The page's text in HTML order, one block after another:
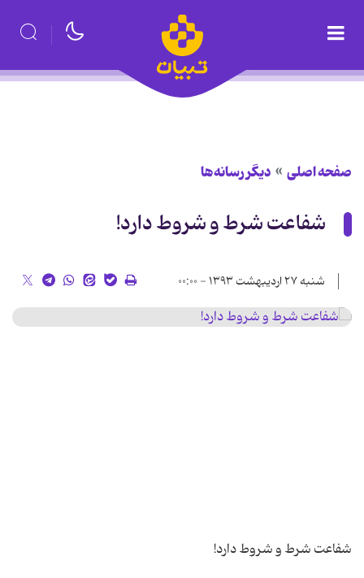
صفحه اصلی دیگر رسانه‌ها
شفاعت شرط و شروط دارد!
شنبه ۲۷ اردیبهشت ۱۳۹۳ - ۰۰:۰۰